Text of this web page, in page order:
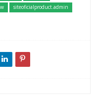
siteoficialproduct.admin